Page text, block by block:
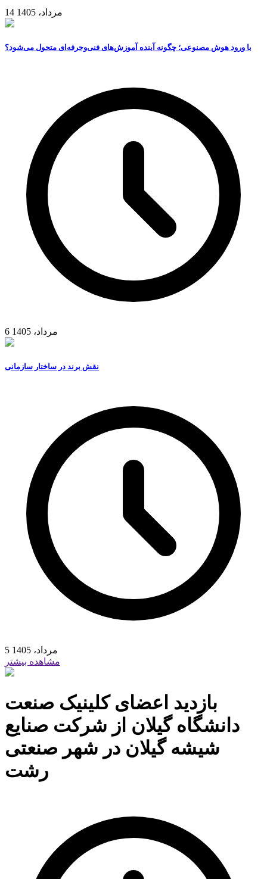
14 مرداد، 1405
با ورود هوش مصنوعی؛ چگونه آینده آموزش‌های فنی‌وحرفه‌ای متحول می‌شود؟
6 مرداد، 1405
نقش برند در ساختار سازمانی
5 مرداد، 1405
مشاهده بیشتر
بازدید اعضای کلینیک صنعت
دانشگاه گیلان از شرکت صنایع
شیشه گیلان در شهر صنعتی
رشت